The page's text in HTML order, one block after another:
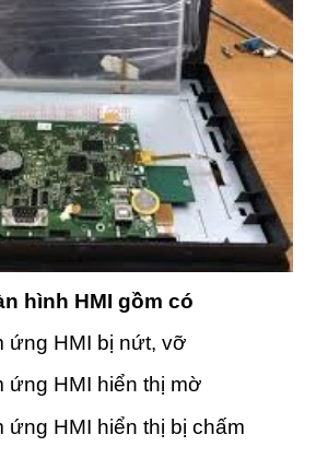
hình HMI gồm có
ứng HMI bị nứt, vỡ
ứng HMI hiển thị mờ
ứng HMI hiển thị bị chấm